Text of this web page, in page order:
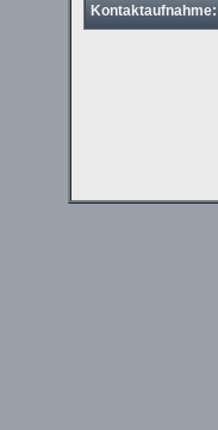
Kontaktaufnahme: